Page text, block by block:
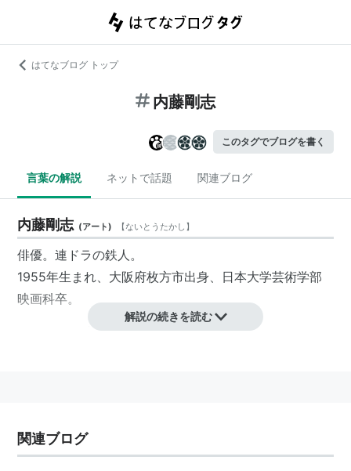
はてなブログ トップ
内藤剛志
このタグでブログを書く
言葉の解説 ネットで話題 関連ブログ
内藤剛志 (アート) 【ないとうたかし 】
俳優。連ドラの鉄人。
1955年生まれ、大阪府枚方市出身、日本大学芸術学部
映画科卒。
amazon:内藤剛志
幻の光（1995）
解説の続きを読む
関連ブログ